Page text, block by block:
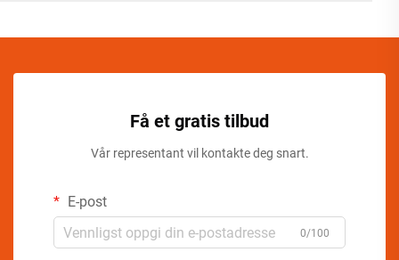
Få et gratis tilbud
Vår representant vil kontakte deg snart.
E-post
0/100